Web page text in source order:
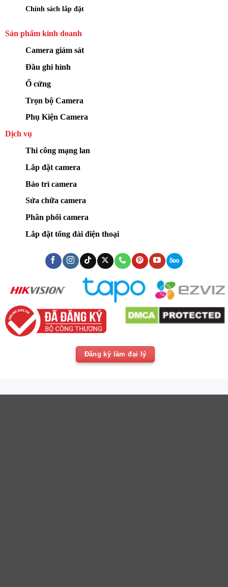
Chính sách lắp đặt
Sản phẩm kinh doanh
Camera giám sát
Đầu ghi hình
Ổ cứng
Trọn bộ Camera
Phụ Kiện Camera
Dịch vụ
Thi công mạng lan
Lắp đặt camera
Bảo trì camera
Sửa chữa camera
Phân phối camera
Lắp đặt tổng đài điện thoại
Đăng ký làm đại lý